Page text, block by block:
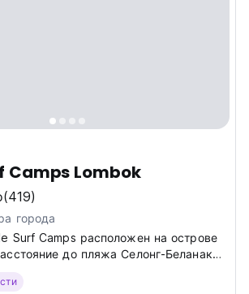
Camps Lombok
(419)
города
Surf Camps расположен на острове
до пляжа Селонг-Беланак
Пляж Танджунг Ан находится в 7